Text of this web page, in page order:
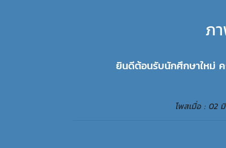
ภ
ยินดีต้อนรับนักศึกษาใหม่
โพสเมื่อ : 02